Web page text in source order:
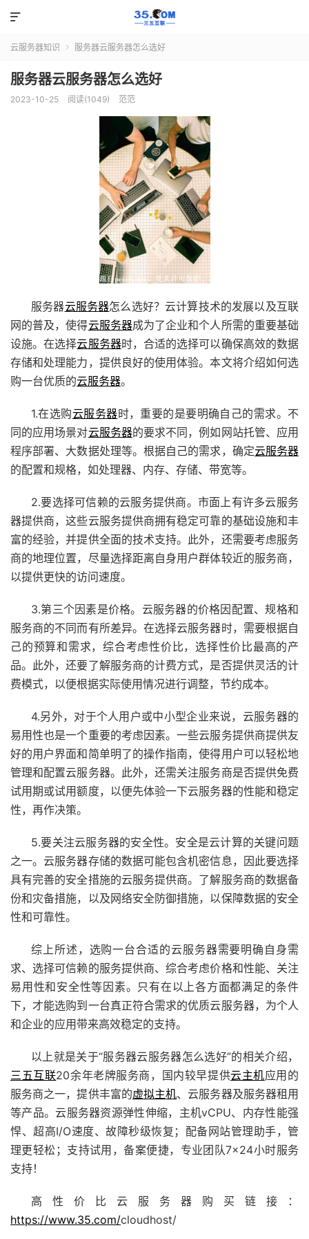

云服务器知识  服务器云服务器怎么选好
服务器云服务器怎么选好
2023-10-25 阅读(1049) 范范
服务器云服务器怎么选好？云计算技术的发展以及互联
网的普及，使得云服务器成为了企业和个人所需的重要基础
设施。在选择云服务器时，合适的选择可以确保高效的数据
存储和处理能力，提供良好的使用体验。本文将介绍如何选
购一台优质的云服务器。
1.在选购云服务器时，重要的是要明确自己的需求。不
同的应用场景对云服务器的要求不同，例如网站托管、应用
程序部署、大数据处理等。根据自己的需求，确定云服务器
的配置和规格，如处理器、内存、存储、带宽等。
2.要选择可信赖的云服务提供商。市面上有许多云服务
器提供商，这些云服务提供商拥有稳定可靠的基础设施和丰
富的经验，并提供全面的技术支持。此外，还需要考虑服务
商的地理位置，尽量选择距离自身用户群体较近的服务商，
以提供更快的访问速度。
3.第三个因素是价格。云服务器的价格因配置、规格和
服务商的不同而有所差异。在选择云服务器时，需要根据自
己的预算和需求，综合考虑性价比，选择性价比最高的产
品。此外，还要了解服务商的计费方式，是否提供灵活的计
费模式，以便根据实际使用情况进行调整，节约成本。
4.另外，对于个人用户或中小型企业来说，云服务器的
易用性也是一个重要的考虑因素。一些云服务提供商提供友
好的用户界面和简单明了的操作指南，使得用户可以轻松地
管理和配置云服务器。此外，还需关注服务商是否提供免费
试用期或试用额度，以便先体验一下云服务器的性能和稳定
性，再作决策。
5.要关注云服务器的安全性。安全是云计算的关键问题
之一。云服务器存储的数据可能包含机密信息，因此要选择
具有完善的安全措施的云服务提供商。了解服务商的数据备
份和灾备措施，以及网络安全防御措施，以保障数据的安全
性和可靠性。
综上所述，选购一台合适的云服务器需要明确自身需
求、选择可信赖的服务提供商、综合考虑价格和性能、关注
易用性和安全性等因素。只有在以上各方面都满足的条件
下，才能选购到一台真正符合需求的优质云服务器，为个人
和企业的应用带来高效稳定的支持。
以上就是关于“服务器云服务器怎么选好”的相关介绍，
三五互联20余年老牌服务商，国内较早提供云主机应用的
服务商之一，提供丰富的虚拟主机、云服务器及服务器租用
等产品。 云服务器资源弹性伸缩，主机vCPU、内存性能强
悍、超高I/O速度、故障秒级恢复；配备网站管理助手，管
理更轻松；支持试用，备案便捷，专业团队7×24小时服务
支持！
高性价比云服务器购买链接：
https://www.35.com/cloudhost/